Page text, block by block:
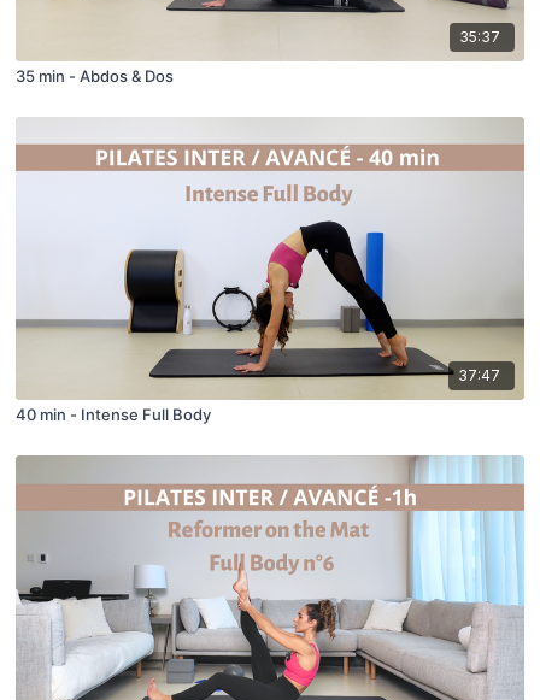
35:37
35 min - Abdos & Dos
37:47
40 min - Intense Full Body